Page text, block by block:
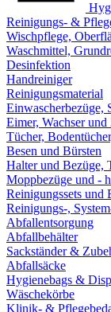
Reinigungs- &
Wischpflege,
Waschmittel,
Desinfektion
Handreiniger
Reinigungsmaterial
Einwascherbezüge,
Eimer, Wachser
Tücher,
Besen und Bürsten
Halter und Bezüge,
Moppbezüge und -
Reinigungssets und
Reinigungs-,
Abfallentsorgung
Abfallbehälter
Sackständer &
Abfallsäcke
Hygienebags &
Wäschekörbe
Klinik- &